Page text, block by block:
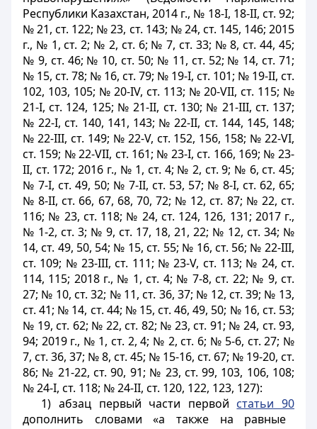
Республики Казахстан, 2014 г., № 18-I, 18-II, ст. 92;
№ 21, ст. 122; № 23, ст. 143; № 24, ст. 145, 146; 2015
г., № 1, ст. 2; № 2, ст. 6; № 7, ст. 33; № 8, ст. 44, 45;
№ 9, ст. 46; № 10, ст. 50; № 11, ст. 52; № 14, ст. 71;
№ 15, ст. 78; № 16, ст. 79; № 19-I, ст. 101; № 19-II, ст.
102, 103, 105; № 20-IV, ст. 113; № 20-VII, ст. 115; №
21-I, ст. 124, 125; № 21-II, ст. 130; № 21-III, ст. 137;
№ 22-I, ст. 140, 141, 143; № 22-II, ст. 144, 145, 148;
№ 22-III, ст. 149; № 22-V, ст. 152, 156, 158; № 22-VI,
ст. 159; № 22-VII, ст. 161; № 23-I, ст. 166, 169; № 23-
II, ст. 172; 2016 г., № 1, ст. 4; № 2, ст. 9; № 6, ст. 45;
№ 7-I, ст. 49, 50; № 7-II, ст. 53, 57; № 8-I, ст. 62, 65;
№ 8-II, ст. 66, 67, 68, 70, 72; № 12, ст. 87; № 22, cт.
116; № 23, ст. 118; № 24, ст. 124, 126, 131; 2017 г.,
№ 1-2, ст. 3; № 9, ст. 17, 18, 21, 22; № 12, ст. 34; №
14, ст. 49, 50, 54; № 15, ст. 55; № 16, ст. 56; № 22-III,
ст. 109; № 23-III, ст. 111; № 23-V, ст. 113; № 24, ст.
114, 115; 2018 г., № 1, ст. 4; № 7-8, ст. 22; № 9, ст.
27; № 10, ст. 32; № 11, ст. 36, 37; № 12, ст. 39; № 13,
ст. 41; № 14, ст. 44; № 15, ст. 46, 49, 50; № 16, ст. 53;
№ 19, ст. 62; № 22, ст. 82; № 23, ст. 91; № 24, ст. 93,
94; 2019 г., № 1, ст. 2, 4; № 2, ст. 6; № 5-6, cт. 27; №
7, cт. 36, 37; № 8, ст. 45; № 15-16, ст. 67; № 19-20, ст.
86; № 21-22, ст. 90, 91; № 23, ст. 99, 103, 106, 108;
№ 24-І, ст. 118; № 24-ІІ, ст. 120, 122, 123, 127):
1) абзац первый части первой статьи 90
дополнить словами «а также на равные